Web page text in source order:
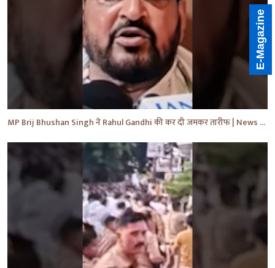
MP Brij Bhushan Singh ने Rahul Gandhi की कर दी जमकर तारीफ | News | Breaking | #shorts #yt #news
E-Magazine